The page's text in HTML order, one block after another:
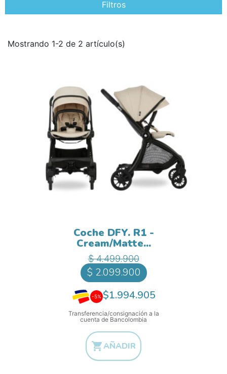
Filtros
Mostrando 1-2 de 2 artículo(s)
Coche DFY. R1 -
Cream/Matte...
Precio base
$ 4.499.900Precio
$ 2.099.900
-5% $1.994.905
Transferencia/consignación a la
cuenta de Bancolombia
AÑADIR